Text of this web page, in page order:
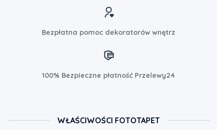
Bezpłatna pomoc dekoratorów wnętrz
100% Bezpieczne płatność Przelewy24
WŁAŚCIWOŚCI FOTOTAPET